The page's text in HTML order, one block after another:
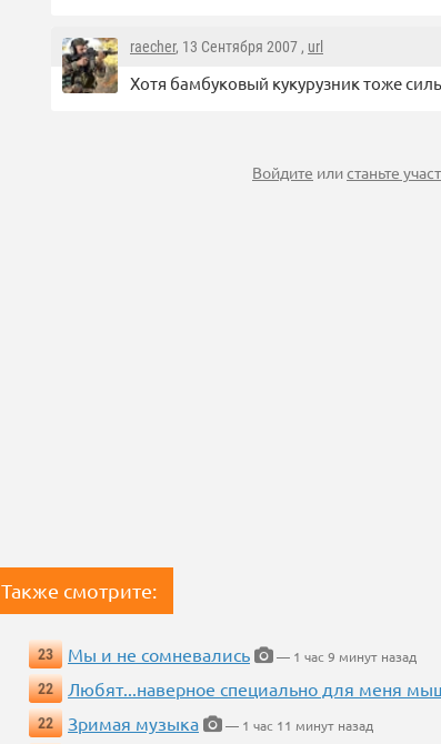
raecher, 13 Сентября 2007 , url
Хотя бамбуковый кукурузник тоже
Войдите илистаньте
Также смотрите:
23 Мы и не сомневались
— 1 час 9 минут назад
22
Любят...наверное специально для меня
22
Зримая музыка
— 1 час 11 минут назад